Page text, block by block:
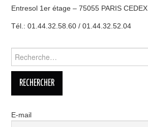
Entresol 1er étage – 75055 PARIS CEDEX
Tél.: 01.44.32.58.60 / 01.44.32.52.04
E-mail